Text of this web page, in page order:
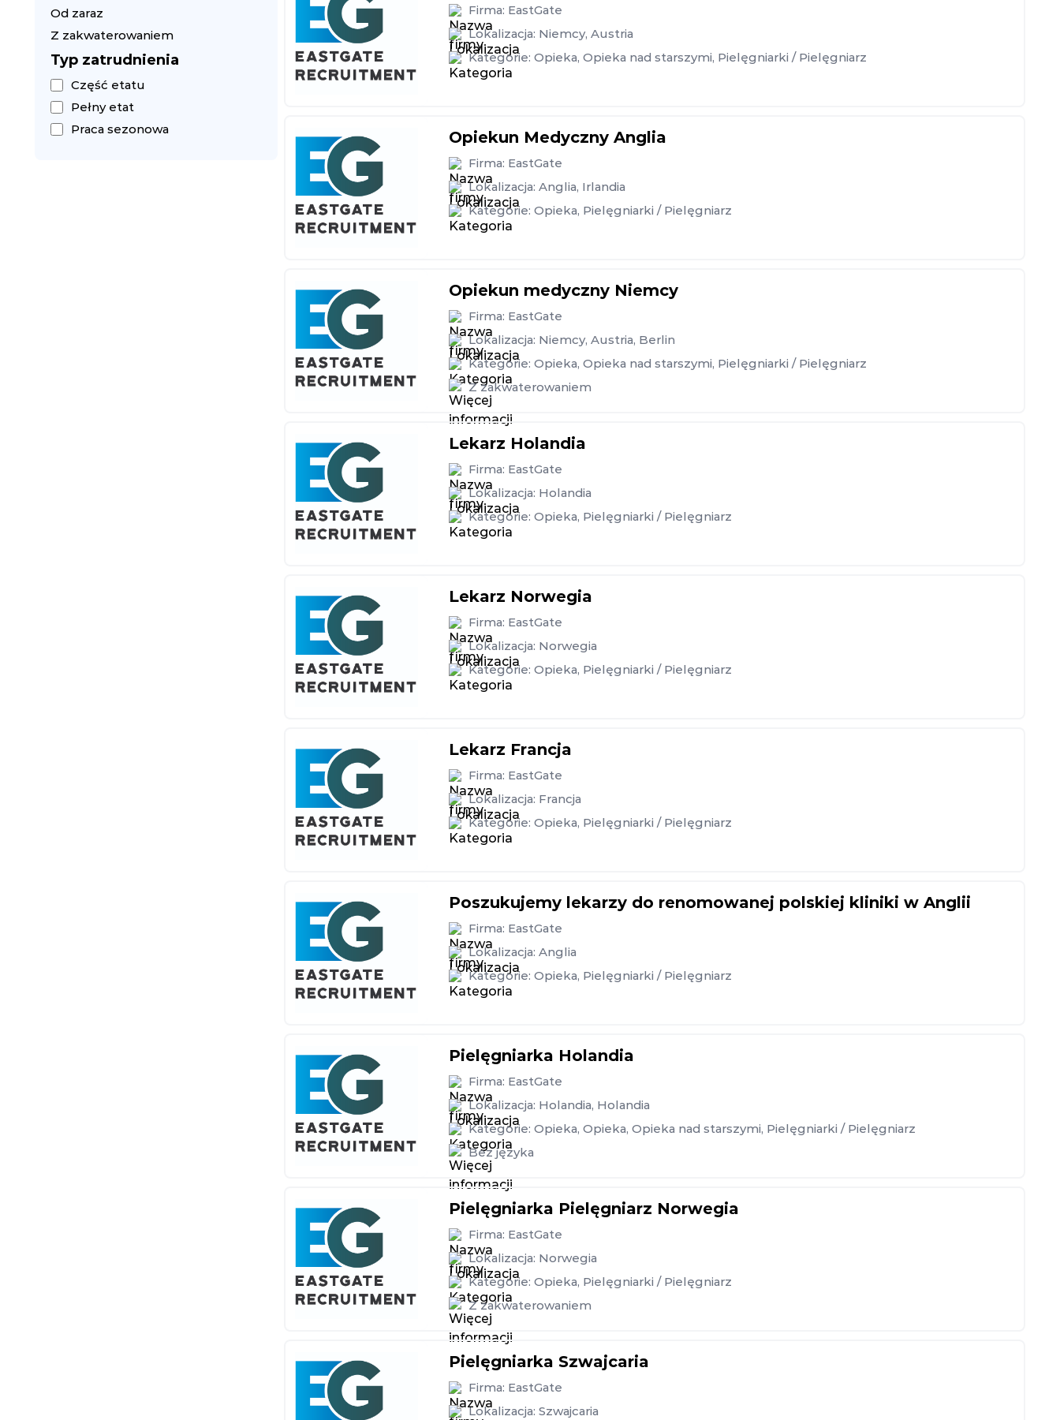
Od zaraz
Z zakwaterowaniem
Typ zatrudnienia
Część etatu
Pełny etat
Praca sezonowa
Firma: EastGate
Lokalizacja: Niemcy, Austria
Kategorie: Opieka, Opieka nad starszymi, Pielęgniarki / Pielęgniarz
Opiekun Medyczny Anglia
Firma: EastGate
Lokalizacja: Anglia, Irlandia
Kategorie: Opieka, Pielęgniarki / Pielęgniarz
Opiekun medyczny Niemcy
Firma: EastGate
Lokalizacja: Niemcy, Austria, Berlin
Kategorie: Opieka, Opieka nad starszymi, Pielęgniarki / Pielęgniarz
Z zakwaterowaniem
Lekarz Holandia
Firma: EastGate
Lokalizacja: Holandia
Kategorie: Opieka, Pielęgniarki / Pielęgniarz
Lekarz Norwegia
Firma: EastGate
Lokalizacja: Norwegia
Kategorie: Opieka, Pielęgniarki / Pielęgniarz
Lekarz Francja
Firma: EastGate
Lokalizacja: Francja
Kategorie: Opieka, Pielęgniarki / Pielęgniarz
Poszukujemy lekarzy do renomowanej polskiej kliniki w Anglii
Firma: EastGate
Lokalizacja: Anglia
Kategorie: Opieka, Pielęgniarki / Pielęgniarz
Pielęgniarka Holandia
Firma: EastGate
Lokalizacja: Holandia, Holandia
Kategorie: Opieka, Opieka, Opieka nad starszymi, Pielęgniarki / Pielęgniarz
Bez języka
Pielęgniarka Pielęgniarz Norwegia
Firma: EastGate
Lokalizacja: Norwegia
Kategorie: Opieka, Pielęgniarki / Pielęgniarz
Z zakwaterowaniem
Pielęgniarka Szwajcaria
Firma: EastGate
Lokalizacja: Szwajcaria